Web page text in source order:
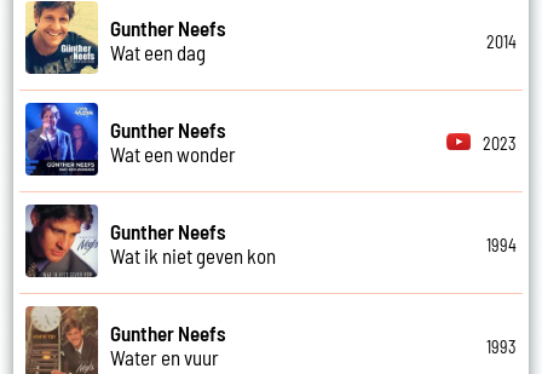
Gunther Neefs
Wat een dag
2014
Gunther Neefs
Wat een wonder
2023
Gunther Neefs
Wat ik niet geven kon
1994
Gunther Neefs
Water en vuur
1993